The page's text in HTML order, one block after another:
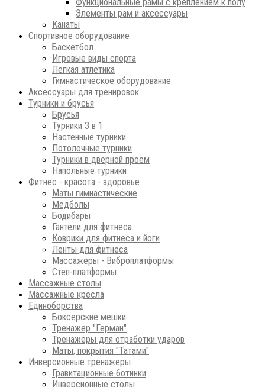
Элементы рам и аксессуары
Канаты
Спортивное оборудование
Баскетбол
Игровые виды спорта
Легкая атлетика
Гимнастическое оборудование
Аксессуары для тренировок
Турники и брусья
Брусья
Турники 3 в 1
Настенные турники
Потолочные турники
Турники в дверной проем
Напольные турники
Фитнес - красота - здоровье
Маты гимнастические
Медболы
Бодибары
Гантели для фитнеса
Коврики для фитнеса и йоги
Ленты для фитнеса
Массажеры - Виброплатформы
Степ-платформы
Массажные столы
Массажные кресла
Единоборства
Боксерские мешки
Тренажер "Герман"
Тренажеры для отработки ударов
Маты, покрытия "Татами"
Инверсионные тренажеры
Гравитационные ботинки
Инверсионные столы